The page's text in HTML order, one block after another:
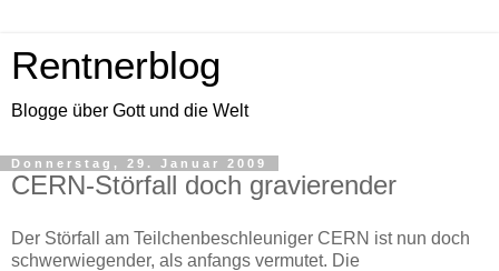
Rentnerblog
Blogge über Gott und die Welt
Donnerstag, 29. Januar 2009
CERN-Störfall doch gravierender
Der Störfall am Teilchenbeschleuniger CERN ist nun doch
schwerwiegender, als anfangs vermutet. Die